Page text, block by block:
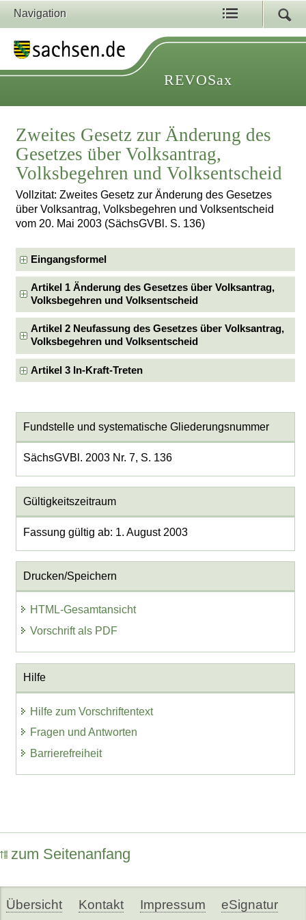
Navigation
REVOSax
Zweites Gesetz zur Änderung des
Gesetzes über Volksantrag,
Volksbegehren und Volksentscheid
Vollzitat: Zweites Gesetz zur Änderung des Gesetzes
über Volksantrag, Volksbegehren und Volksentscheid
vom 20. Mai 2003 (SächsGVBl. S. 136)
Eingangsformel
Artikel 1 Änderung des Gesetzes über Volksantrag,
Volksbegehren und Volksentscheid
Artikel 2 Neufassung des Gesetzes über Volksantrag,
Volksbegehren und Volksentscheid
Artikel 3 In-Kraft-Treten
Fundstelle und systematische Gliederungsnummer
SächsGVBl. 2003 Nr. 7, S. 136
Gültigkeitszeitraum
Fassung gültig ab: 1. August 2003
Drucken/Speichern
HTML-Gesamtansicht
Vorschrift als PDF
Hilfe
Hilfe zum Vorschriftentext
Fragen und Antworten
Barrierefreiheit
zum Seitenanfang
Übersicht Kontakt Impressum eSignatur